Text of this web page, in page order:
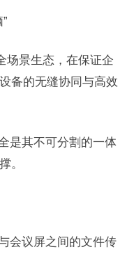
场景生态，在保证企
备的无缝协同与高效
是其不可分割的一体
。
会议屏之间的文件传